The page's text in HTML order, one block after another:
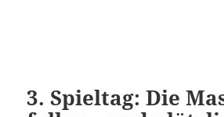
3. Spieltag: Die